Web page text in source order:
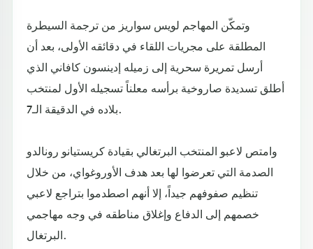
وتمكّن المهاجم لويس سواريز من ترجمة السيطرة
المطلقة على مجريات اللقاء في دقائقه الأولى، بعد أن
أرسل تمريرة سحرية إلى زميله إدينسون كافاني الذي
أطلق تسديدة صاروخية برأسه معلناً تسجيله الأول لمنتخب
بلاده في الدقيقة الـ7.
وامتص لاعبو المنتخب البرتغالي بقيادة كريستيانو رونالدو
الصدمة التي تعرضوا لها بعد هدف الأوروغواي، من خلال
تنظيم صفوفهم جيداً، إلا أنهم اصطدموا بتراجع لاعبي
خصمهم إلى الدفاع وإغلاق مناطقه في وجه مهاجمي
البرتغال.